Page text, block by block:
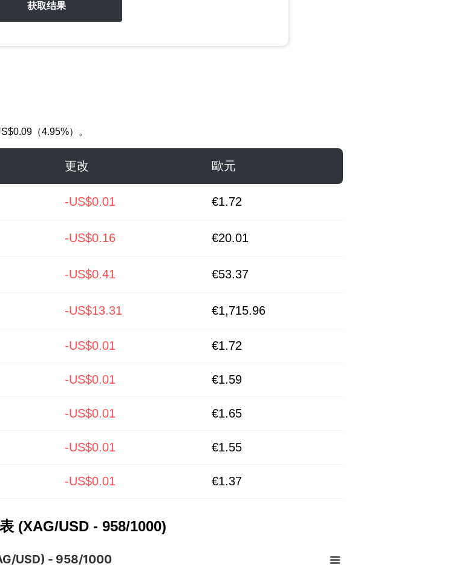
获取结果
（4.95%）。
更改 歐元
-US$0.01 €1.72
-US$0.16 €20.01
-US$0.41 €53.37
-US$13.31 €1,715.96
-US$0.01 €1.72
-US$0.01 €1.59
-US$0.01 €1.65
-US$0.01 €1.55
-US$0.01 €1.37
(XAG/USD - 958/1000)
USD) - 958/1000